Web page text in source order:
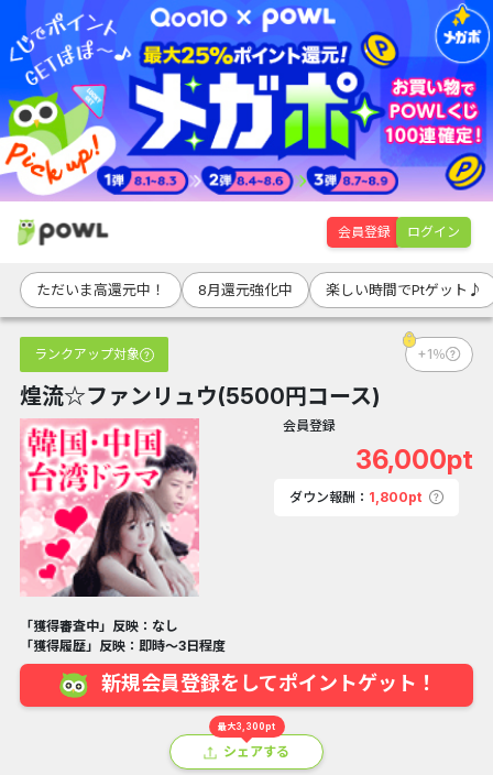
会員登録 ログイン
ただいま高還元中！ 8月還元強化中 楽しい時間でPtゲット♪
ランクアップ対象 +1％
煌流☆ファンリュウ(5500円コース)
会員登録
36,000pt
ダウン報酬： 1,800pt
「獲得審査中」反映：なし
「獲得履歴」反映：即時～3日程度
新規会員登録をしてポイントゲット！
最大3,300pt
シェアする